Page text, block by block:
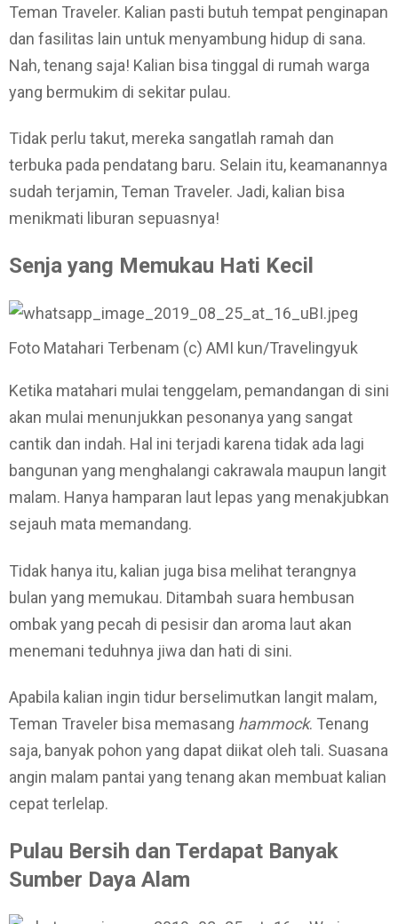
Teman Traveler. Kalian pasti butuh tempat penginapan
dan fasilitas lain untuk menyambung hidup di sana.
Nah, tenang saja! Kalian bisa tinggal di rumah warga
yang bermukim di sekitar pulau.
Tidak perlu takut, mereka sangatlah ramah dan
terbuka pada pendatang baru. Selain itu, keamanannya
sudah terjamin, Teman Traveler. Jadi, kalian bisa
menikmati liburan sepuasnya!
Senja yang Memukau Hati Kecil
Foto Matahari Terbenam (c) AMI kun/Travelingyuk
Ketika matahari mulai tenggelam, pemandangan di sini
akan mulai menunjukkan pesonanya yang sangat
cantik dan indah. Hal ini terjadi karena tidak ada lagi
bangunan yang menghalangi cakrawala maupun langit
malam. Hanya hamparan laut lepas yang menakjubkan
sejauh mata memandang.
Tidak hanya itu, kalian juga bisa melihat terangnya
bulan yang memukau. Ditambah suara hembusan
ombak yang pecah di pesisir dan aroma laut akan
menemani teduhnya jiwa dan hati di sini.
Apabila kalian ingin tidur berselimutkan langit malam,
Teman Traveler bisa memasang hammock. Tenang
saja, banyak pohon yang dapat diikat oleh tali. Suasana
angin malam pantai yang tenang akan membuat kalian
cepat terlelap.
Pulau Bersih dan Terdapat Banyak
Sumber Daya Alam